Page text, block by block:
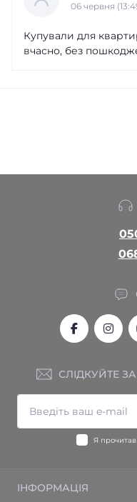
06 червня
Купували для
вчасно, без
СЛІДКУЙТЕ
Я прочитав
ІНФОРМАЦІЯ